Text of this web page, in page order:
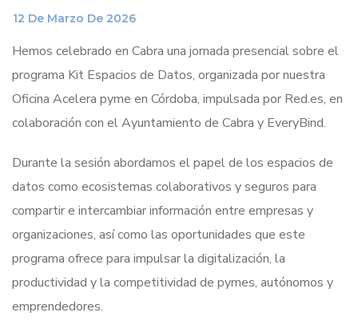
_
12 De Marzo De 2026
Hemos celebrado en Cabra una jornada presencial sobre el
programa Kit Espacios de Datos, organizada por nuestra
Oficina Acelera pyme en Córdoba, impulsada por Red.es, en
colaboración con el Ayuntamiento de Cabra y EveryBind.
Durante la sesión abordamos el papel de los espacios de
datos como ecosistemas colaborativos y seguros para
compartir e intercambiar información entre empresas y
organizaciones, así como las oportunidades que este
programa ofrece para impulsar la digitalización, la
productividad y la competitividad de pymes, autónomos y
emprendedores.